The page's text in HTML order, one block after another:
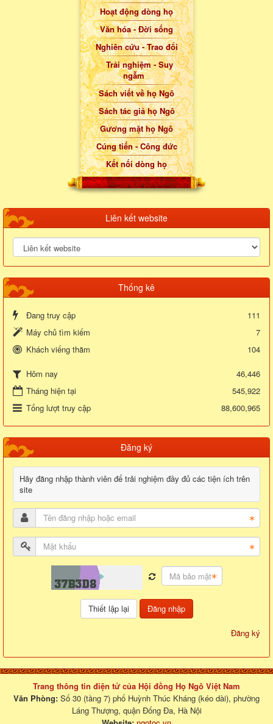
Hoạt động dòng họ
Văn hóa - Đời sống
Nghiên cứu - Trao đổi
Trải nghiệm - Suy
ngẫm
Sách viết về họ Ngô
Sách tác giả họ Ngô
Gương mặt họ Ngô
Cúng tiến - Công đức
Kết nối dòng họ
Liên kết website
Thống kê
Đang truy cập
111
Máy chủ tìm kiếm
7
Khách viếng thăm
104
Hôm nay
46,446
Tháng hiện tại
545,922
Tổng lượt truy cập
88,600,965
Đăng ký
Hãy đăng nhập thành viên để trải nghiệm đầy đủ các tiện ích trên
site
Đăng nhập
Đăng ký
Trang thông tin điện tử của Hội đồng Họ Ngô Việt Nam
Văn Phòng: Số 30 (tầng 7) phố Huỳnh Thúc Kháng (kéo dài), phường
Láng Thượng, quận Đống Đa, Hà Nội